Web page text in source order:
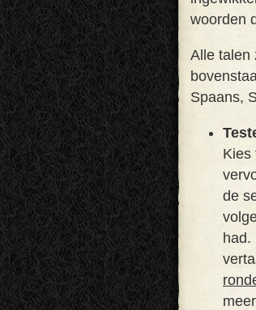
woorden
Alle talen
Spaans,
Kies
de
had.